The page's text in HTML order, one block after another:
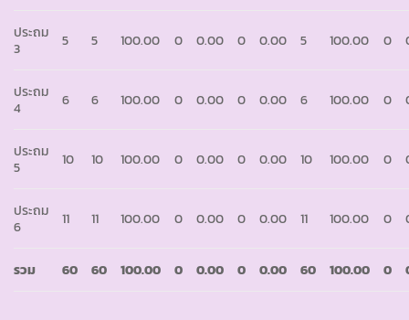
ประถม
3
5 5 100.00 0 0.00 0 0.00 5 100.00 0
ประถม
4
6 6 100.00 0 0.00 0 0.00 6 100.00 0
ประถม
5
10 10 100.00 0 0.00 0 0.00 10 100.00 0
ประถม
6
11 11 100.00 0 0.00 0 0.00 11 100.00 0
รวม 60 60 100.00 0 0.00 0 0.00 60 100.00 0